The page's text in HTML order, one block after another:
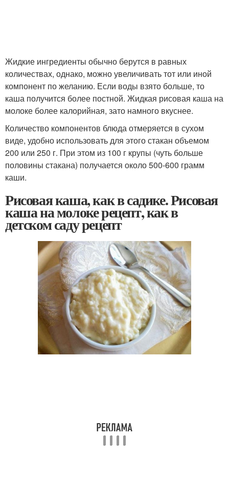
Жидкие ингредиенты обычно берутся в равных
количествах, однако, можно увеличивать тот или иной
компонент по желанию. Если воды взято больше, то
каша получится более постной. Жидкая рисовая каша на
молоке более калорийная, зато намного вкуснее.
Количество компонентов блюда отмеряется в сухом
виде, удобно использовать для этого стакан объемом
200 или 250 г. При этом из 100 г крупы (чуть больше
половины стакана) получается около 500-600 грамм
каши.
Рисовая каша, как в садике. Рисовая
каша на молоке рецепт, как в
детском саду рецепт